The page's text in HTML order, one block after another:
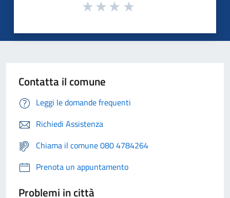
Contatta il comune
Leggi le domande frequenti
Richiedi Assistenza
Chiama il comune 080 4784264
Prenota un appuntamento
Problemi in città